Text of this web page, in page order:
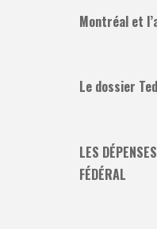
Montréal et
Le dossier
LES
FÉDÉRAL